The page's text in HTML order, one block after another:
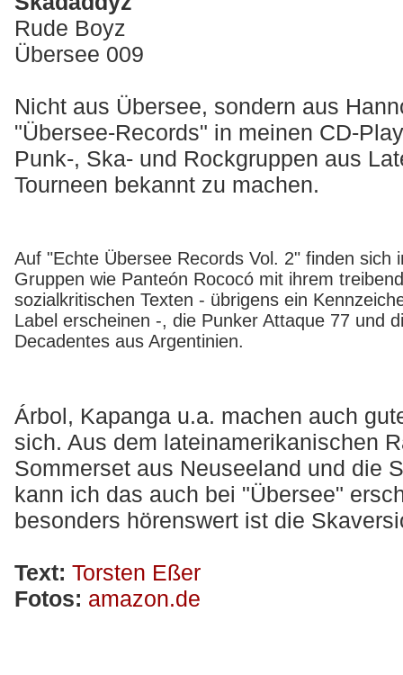
Rude Boyz
Übersee 009
Nicht aus Übersee, sondern aus
"Übersee-Records" in meinen CD-
Punk-, Ska- und Rockgruppen aus
Tourneen bekannt zu machen.
Auf "Echte Übersee Records Vol. 2" finden sich
Gruppen wie Panteón Rococó mit ihrem
sozialkritischen Texten - übrigens ein
Label erscheinen -, die Punker Attaque 77 und
Decadentes aus Argentinien.
Árbol, Kapanga u.a. machen auch
sich. Aus dem lateinamerikanischen
Sommerset aus Neuseeland und die
kann ich das auch bei "Übersee"
besonders hörenswert ist die
Text: Torsten Eßer
Fotos: amazon.de